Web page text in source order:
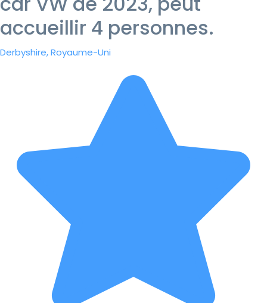
accueillir 4 personnes.
Derbyshire, Royaume-Uni